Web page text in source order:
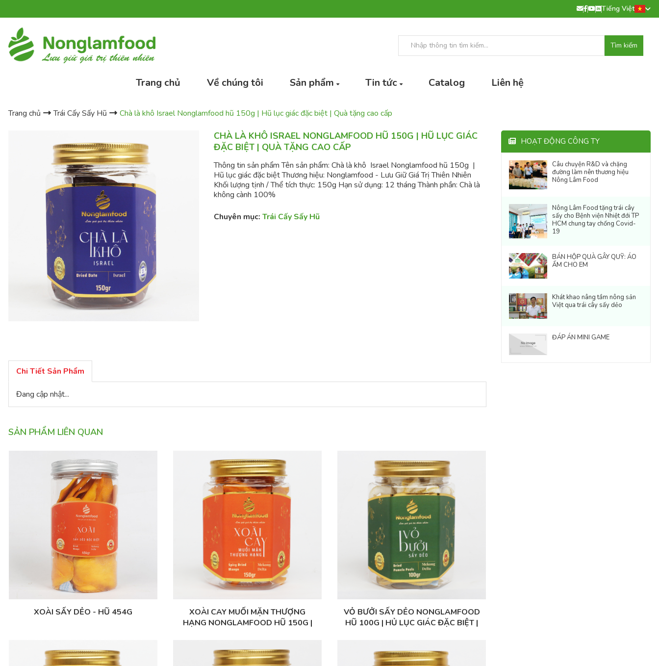
Tiếng Việt
Tìm kiếm
Trang chủ Về chúng tôi Sản phẩm Tin tức Catalog Liên hệ
Trang chủ Trái Cấy Sấy Hũ Chà là khô Israel Nonglamfood hũ 150g | Hũ lục giác đặc biệt | Quà tặng cao cấp
CHÀ LÀ KHÔ ISRAEL NONGLAMFOOD HŨ 150G | HŨ LỤC GIÁC
ĐẶC BIỆT | QUÀ TẶNG CAO CẤP
Thông tin sản phẩm Tên sản phẩm: Chà là khô Israel Nonglamfood hũ 150g |
Hũ lục giác đặc biệt Thương hiệu: Nonglamfood - Lưu Giữ Giá Trị Thiên Nhiên
Khối lượng tịnh / Thể tích thực: 150g Hạn sử dụng: 12 tháng Thành phần: Chà là
không cành 100%
Chuyên mục: Trái Cấy Sấy Hũ
Chi Tiết Sản Phẩm
Đang cập nhật...
SẢN PHẨM LIÊN QUAN
XOÀI SẤY DẺO - HŨ 454G
XOÀI CAY MUỐI MẶN THƯỢNG
HẠNG NONGLAMFOOD HŨ 150G |
VỎ BƯỞI SẤY DẺO NONGLAMFOOD
HŨ 100G | HỦ LỤC GIÁC ĐẶC BIỆT |
HOẠT ĐỘNG CÔNG TY
Câu chuyện R&D và chặng
đường làm nên thương hiệu
Nông Lâm Food
Nông Lâm Food tặng trái cây
sấy cho Bệnh viện Nhiệt đới TP
HCM chung tay chống Covid-
19
BÁN HỘP QUÀ GÂY QUỸ: ÁO
ẤM CHO EM
Khát khao nâng tầm nông sản
Việt qua trái cây sấy dẻo
ĐÁP ÁN MINI GAME